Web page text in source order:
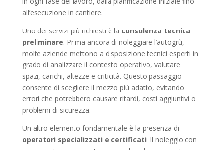
all’esecuzione in cantiere.
Uno dei servizi più richiesti è la consulenza tecnica
preliminare. Prima ancora di noleggiare l’autogrù,
molte aziende mettono a disposizione tecnici esperti in
grado di analizzare il contesto operativo, valutare
spazi, carichi, altezze e criticità. Questo passaggio
consente di scegliere il mezzo più adatto, evitando
errori che potrebbero causare ritardi, costi aggiuntivi o
problemi di sicurezza.
Un altro elemento fondamentale è la presenza di
operatori specializzati e certificati. Il noleggio con